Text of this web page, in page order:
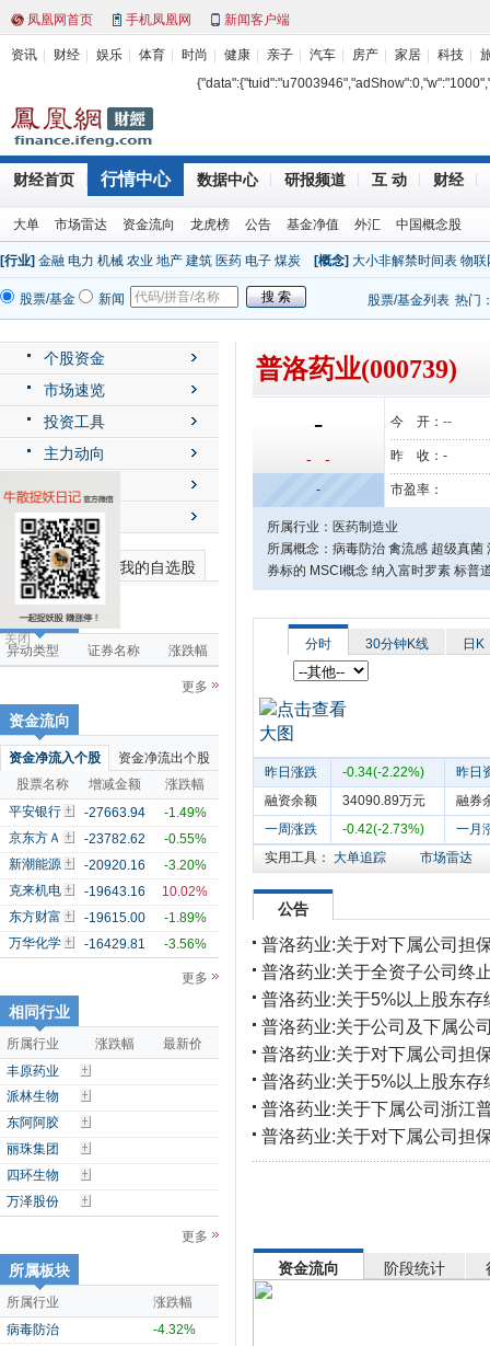
关闭
凤凰网首页 手机凤凰网 新闻客户端
资讯 财经 娱乐 体育 时尚 健康 亲子 汽车 房产 家居 科技
财经首页 行情中心 数据中心 研报频道 互 动 财经
大单 市场雷达 资金流向 龙虎榜 公告 基金净值 外汇 中国概念股
[行业] 金融 电力 机械 农业 地产 建筑 医药 电子 煤炭 [概念] 大小非解禁时间表 物联
股票/基金 新闻 股票/基金列表 热门
个股资金
市场速览
投资工具
主力动向
送配解禁
最近浏览个股 我的自选股
市场雷达
异动类型 证券名称 涨跌幅
更多
资金流向
资金净流入个股
资金净流出个股
股票名称
增减金额
涨跌幅
平安银行
-27663.94
-1.49%
京东方Ａ
-23782.62
-0.55%
新潮能源
-20920.16
-3.20%
克来机电
-19643.16
10.02%
东方财富
-19615.00
-1.89%
万华化学
-16429.81 -3.56%
更多
相同行业
所属行业 涨跌幅
最新价
丰原药业
派林生物
东阿阿胶
丽珠集团
四环生物
万泽股份
更多
所属板块
所属行业
涨跌幅
病毒防治
-4.32%
普洛药业(000739)
-
- -
-
今 开： --
昨 收： -
市盈率：
所属行业：医药制造业
所属概念：病毒防治 禽流感 超级真
券标的 MSCI概念 纳入富时罗素 标普
分时 30分钟K线 日K
昨日涨跌 -0.34(-2.22%)
昨日
融资余额
34090.89万元
融券
一周涨跌
-0.42(-2.73%)
一月
实用工具： 大单追踪 市场雷达
公告
普洛药业:关于对下属公司担
普洛药业:关于全资子公司终
普洛药业:关于5%以上股东
普洛药业:关于公司及下属公
普洛药业:关于对下属公司担
普洛药业:关于5%以上股东
普洛药业:关于下属公司浙江
普洛药业:关于对下属公司担
资金流向 阶段统计